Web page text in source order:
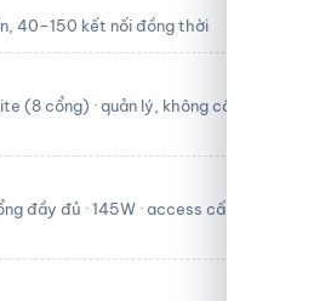
40–150 kết nối đồng thời
(8 cổng) · quản lý, không cấp
đầy đủ · 145W · access cấp